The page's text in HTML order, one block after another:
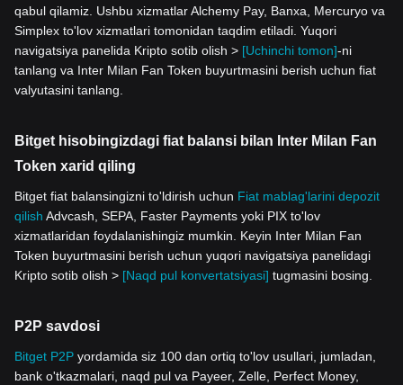
qabul qilamiz. Ushbu xizmatlar Alchemy Pay, Banxa, Mercuryo va
Simplex to'lov xizmatlari tomonidan taqdim etiladi. Yuqori
navigatsiya panelida Kripto sotib olish > [Uchinchi tomon]-ni
tanlang va Inter Milan Fan Token buyurtmasini berish uchun fiat
valyutasini tanlang.
Bitget hisobingizdagi fiat balansi bilan Inter Milan Fan
Token xarid qiling
Bitget fiat balansingizni to'ldirish uchun Fiat mablag'larini depozit
qilish Advcash, SEPA, Faster Payments yoki PIX to'lov
xizmatlaridan foydalanishingiz mumkin. Keyin Inter Milan Fan
Token buyurtmasini berish uchun yuqori navigatsiya panelidagi
Kripto sotib olish > [Naqd pul konvertatsiyasi] tugmasini bosing.
P2P savdosi
Bitget P2P yordamida siz 100 dan ortiq to'lov usullari, jumladan,
bank o'tkazmalari, naqd pul va Payeer, Zelle, Perfect Money,